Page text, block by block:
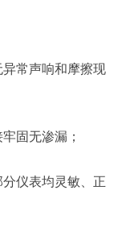
常声响和摩擦现
固无渗漏；
仪表均灵敏、正